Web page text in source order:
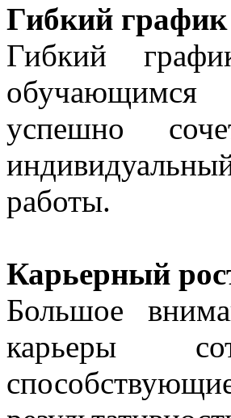
Гибкий
Гибкий
успешно
работы.
Карьерный
Большое
карьеры